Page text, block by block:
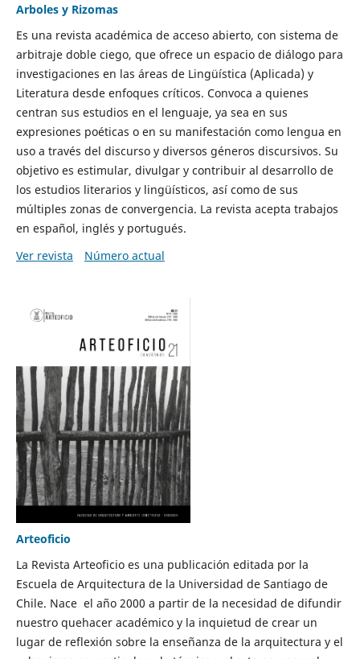
Arboles y Rizomas
Es una revista académica de acceso abierto, con sistema de
arbitraje doble ciego, que ofrece un espacio de diálogo para
investigaciones en las áreas de Lingüística (Aplicada) y
Literatura desde enfoques críticos. Convoca a quienes
centran sus estudios en el lenguaje, ya sea en sus
expresiones poéticas o en su manifestación como lengua en
uso a través del discurso y diversos géneros discursivos. Su
objetivo es estimular, divulgar y contribuir al desarrollo de
los estudios literarios y lingüísticos, así como de sus
múltiples zonas de convergencia. La revista acepta trabajos
en español, inglés y portugués.
Ver revista
Número actual
Arteoficio
La Revista Arteoficio es una publicación editada por la
Escuela de Arquitectura de la Universidad de Santiago de
Chile. Nace el año 2000 a partir de la necesidad de difundir
nuestro quehacer académico y la inquietud de crear un
lugar de reflexión sobre la enseñanza de la arquitectura y el